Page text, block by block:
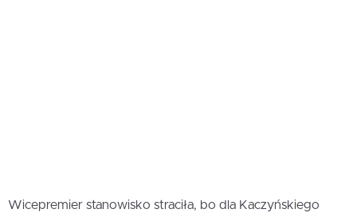
Wicepremier stanowisko straciła, bo dla Kaczyńskiego